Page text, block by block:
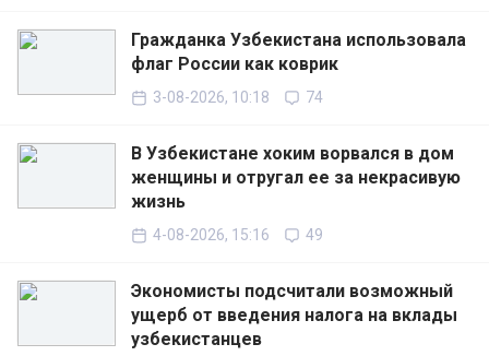
Гражданка Узбекистана использовала
флаг России как коврик
3-08-2026, 10:18 74
В Узбекистане хоким ворвался в дом
женщины и отругал ее за некрасивую
жизнь
4-08-2026, 15:16 49
Экономисты подсчитали возможный
ущерб от введения налога на вклады
узбекистанцев